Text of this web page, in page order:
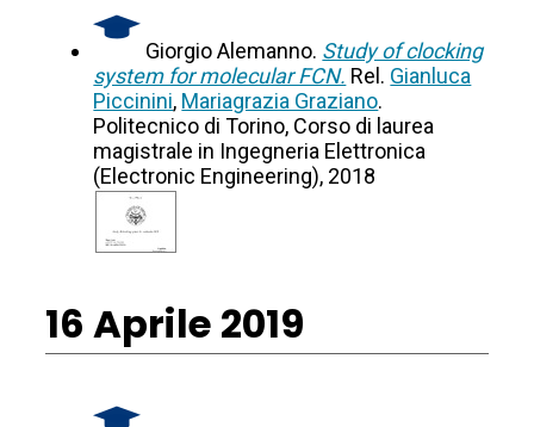
Giorgio Alemanno. Study of clocking
system for molecular FCN. Rel. Gianluca
Piccinini, Mariagrazia Graziano.
Politecnico di Torino, Corso di laurea
magistrale in Ingegneria Elettronica
(Electronic Engineering), 2018
16 Aprile 2019